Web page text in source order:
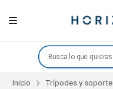
Inicio Trípodes y